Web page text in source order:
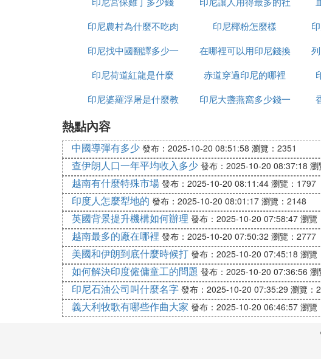
面有面積較大的哈馬黑拉島，岸邊有幾個居民的聚
當地的發展水平確實有待提高，定時到集市上采購
⑻ 現在奧比島的山洞裡挖到的紫水晶，石榴
紫水晶（靈性水晶）
主要功能：開發智慧、提高直覺，且人緣，沉著冷靜
與腦波頻率相近，有鎮定安神，緩和脾氣暴躁的效果
即直覺與潛意識，經常用腦力的人，特別適宜多擁有
考應戰。紫晶是屬於內斂的神力，能平靜人的情緒
石榴石
屬於寶石，一般結晶都不是很大，通常做成戒面或
深，市面大多以銀來搭配，有一種神秘感。可增加魅
時的靈感，成為不受外力侵犯的護身石。
酒紅色的石榴石顏色較紅寶石來得深 , 市面上大多以
生理作用 -- 紅色讓聯想起血液 , 石榴石對血液循環
交軟體是什麼意思
印尼農村為什麼不吃肉 印尼椰粉怎麼樣
印尼找中國翻譯多少一
天
在哪裡可以用印尼錢換
人民幣
印尼荷道紅龍是什麼 赤道穿過印尼的哪裡
印尼婆羅浮屠是什麼教
印尼大盞燕窩多少錢一
熱點內容
中國導彈有多少 發布：2025-10-20 08:51:58 瀏覽：2351
查伊朗人口一年平均收入多少 發布：2025-10-20 08:37:18 瀏
越南有什麼特殊市場 發布：2025-10-20 08:11:44 瀏覽：1797
印度人怎麼犁地的 發布：2025-10-20 08:01:17 瀏覽：2148
英國背景提升機構如何辦理 發布：2025-10-20 07:58:47 瀏覽
越南最多的廠在哪裡 發布：2025-10-20 07:50:32 瀏覽：2777
美國和伊朗到底什麼時候打 發布：2025-10-20 07:45:18 瀏覽
如何解決印度僱傭童工的問題 發布：2025-10-20 07:36:56 瀏
印尼石油公司叫什麼名字 發布：2025-10-20 07:35:29 瀏覽：
義大利牧歌有哪些作曲大家 發布：2025-10-20 06:46:57 瀏覽